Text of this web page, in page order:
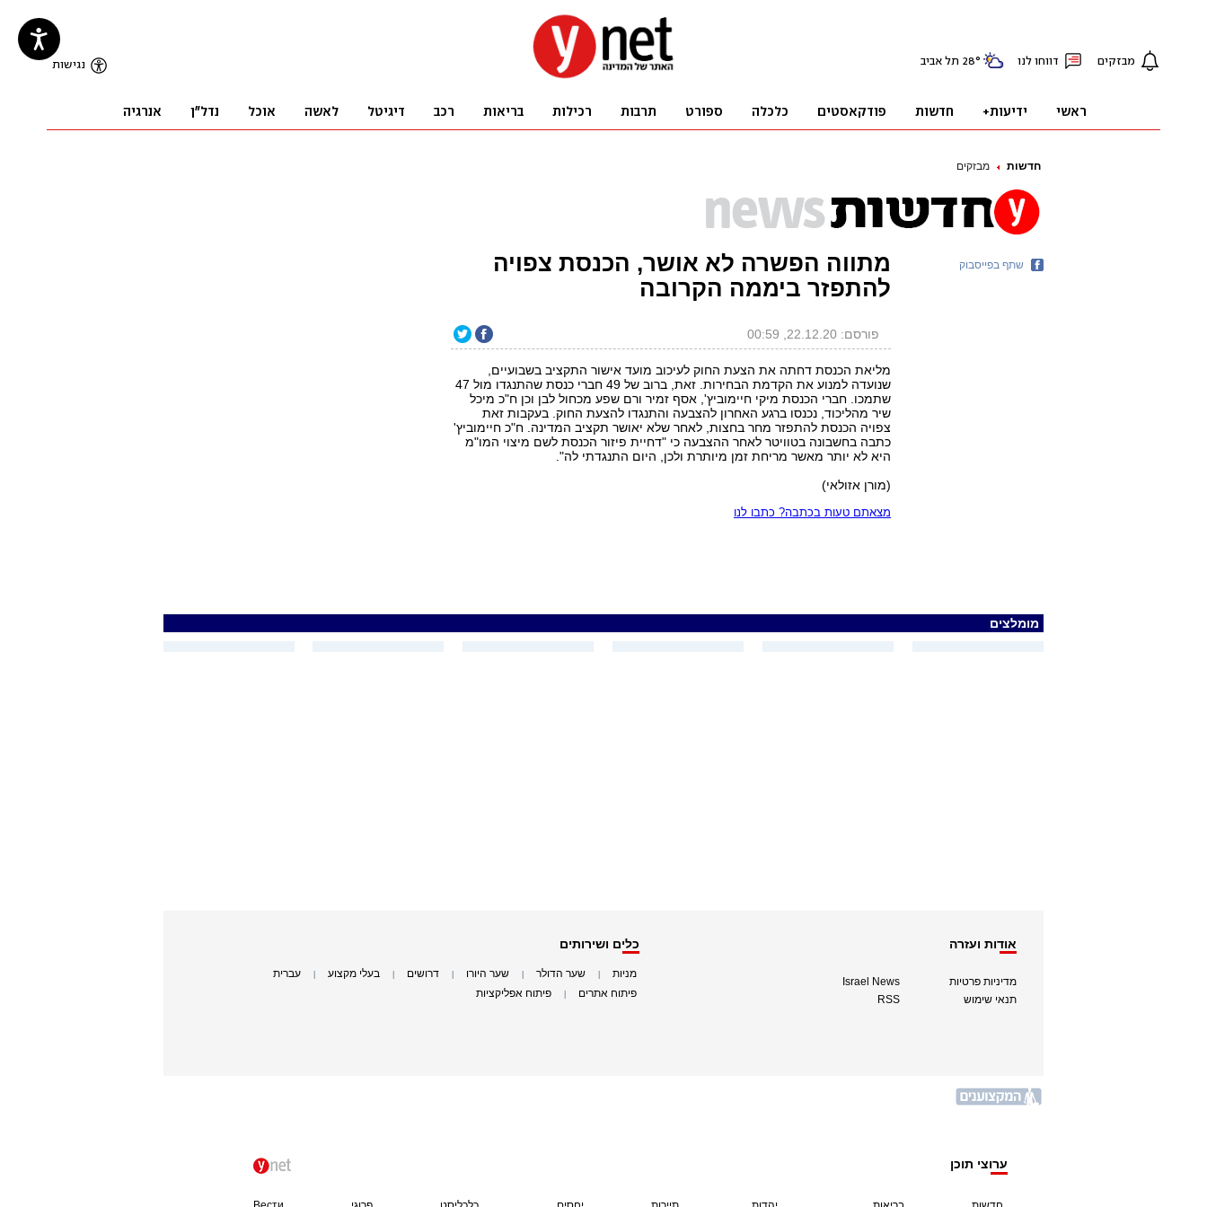
חדשות מבזקים
מתווה הפשרה לא אושר, הכנסת צפויה
להתפזר ביממה הקרובה
פורסם: 22.12.20, 00:59
מליאת הכנסת דחתה את הצעת החוק לעיכוב מועד אישור התקציב בשבועיים,
שנועדה למנוע את הקדמת הבחירות. זאת, ברוב של 49 חברי כנסת שהתנגדו מול 47
שתמכו. חברי הכנסת מיקי חיימוביץ', אסף זמיר ורם שפע מכחול לבן וכן ח"כ מיכל
שיר מהליכוד, נכנסו ברגע האחרון להצבעה והתנגדו להצעת החוק. בעקבות זאת
צפויה הכנסת להתפזר מחר בחצות, לאחר שלא יאושר תקציב המדינה. ח"כ חיימוביץ'
כתבה בחשבונה בטוויטר לאחר ההצבעה כי "דחיית פיזור הכנסת לשם מיצוי המו"מ
היא לא יותר מאשר מריחת זמן מיותרת ולכן, היום התנגדתי לה".
(מורן אזולאי)
מצאתם טעות בכתבה? כתבו לנו
שתף בפייסבוק
מומלצים
אודות ועזרה
מדיניות פרטיות
תנאי שימוש
Israel News
RSS
כלים ושירותים
מניות שער הדולר שער היורו דרושים בעלי מקצוע עברית
פיתוח אתרים פיתוח אפליקציות
ערוצי תוכן